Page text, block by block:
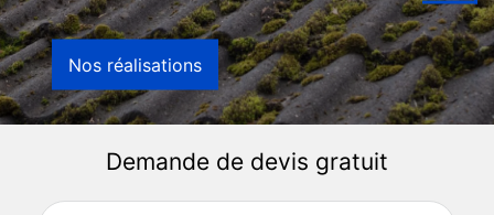
Nos réalisations
Demande de devis gratuit